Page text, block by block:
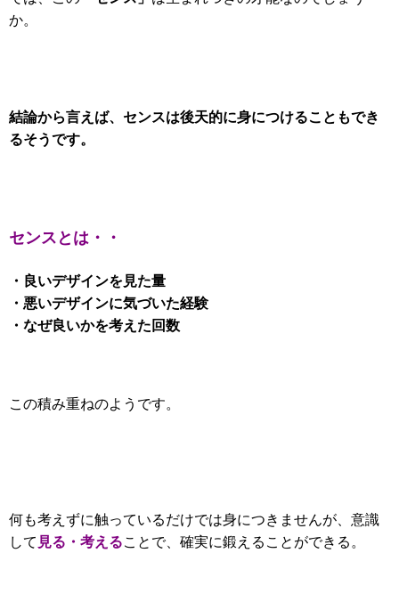
か。
結論から言えば、センスは後天的に身につけることもでき
るそうです。
センスとは・・
・良いデザインを見た量
・悪いデザインに気づいた経験
・なぜ良いかを考えた回数
この積み重ねのようです。
何も考えずに触っているだけでは身につきませんが、 意識
して 見る・考えることで、確実に鍛えることができる。